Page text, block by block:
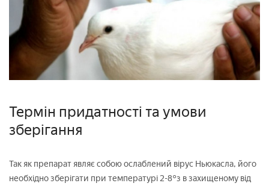
Термін придатності та умови
зберігання
Так як препарат являє собою ослаблений вірус Ньюкасла, його
необхідно зберігати при температурі 2-8°з в захищеному від